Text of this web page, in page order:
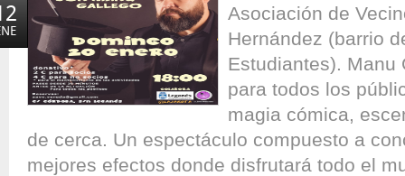
Asociación de
Hernández (barrio
Estudiantes). Manu
para todos los
magia cómica,
de cerca. Un espectáculo compuesto a
mejores efectos donde disfrutará todo el